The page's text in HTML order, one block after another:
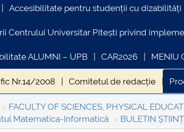
Accesibilitate pentru studenții cu dizabilități
Centrului Universitar Pitești privind
ALUMNI – UPB CAR2026 MENIU
Nr.14/2008 Comitetul de redacție
FACULTY OF SCIENCES, PHYSICAL
Matematica-Informatică
BULETIN